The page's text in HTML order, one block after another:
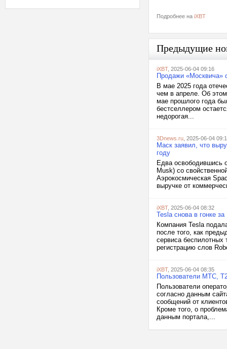
Подробнее на iXBT
Предыдущие
iXBT, 2025-06-04 09:16
Продажи «Москвича»
В мае 2025 года
чем в апреле. Об
мае прошлого года
бестселлером
недорогая...
3Dnews.ru , 2025-06-04
Маск заявил, что
году
Едва освободившись
Musk) со
Аэрокосмическая
выручке от
iXBT, 2025-06-04 08:32
Tesla снова в гонке
Компания Tesla
после того, как
сервиса беспилотных
регистрацию слов
iXBT, 2025-06-04 08:35
Пользователи МТС,
Пользователи
согласно данным
сообщений от
Кроме того, о
данным портала,...